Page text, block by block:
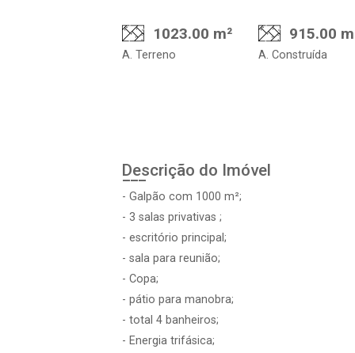
1023.00 m²
A. Terreno
915.00
A. Construída
Descrição do Imóvel
- Galpão com 1000 m²;
- 3 salas privativas ;
- escritório principal;
- sala para reunião;
- Copa;
- pátio para manobra;
- total 4 banheiros;
- Energia trifásica;